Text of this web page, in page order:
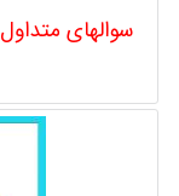
سوالهای متداول